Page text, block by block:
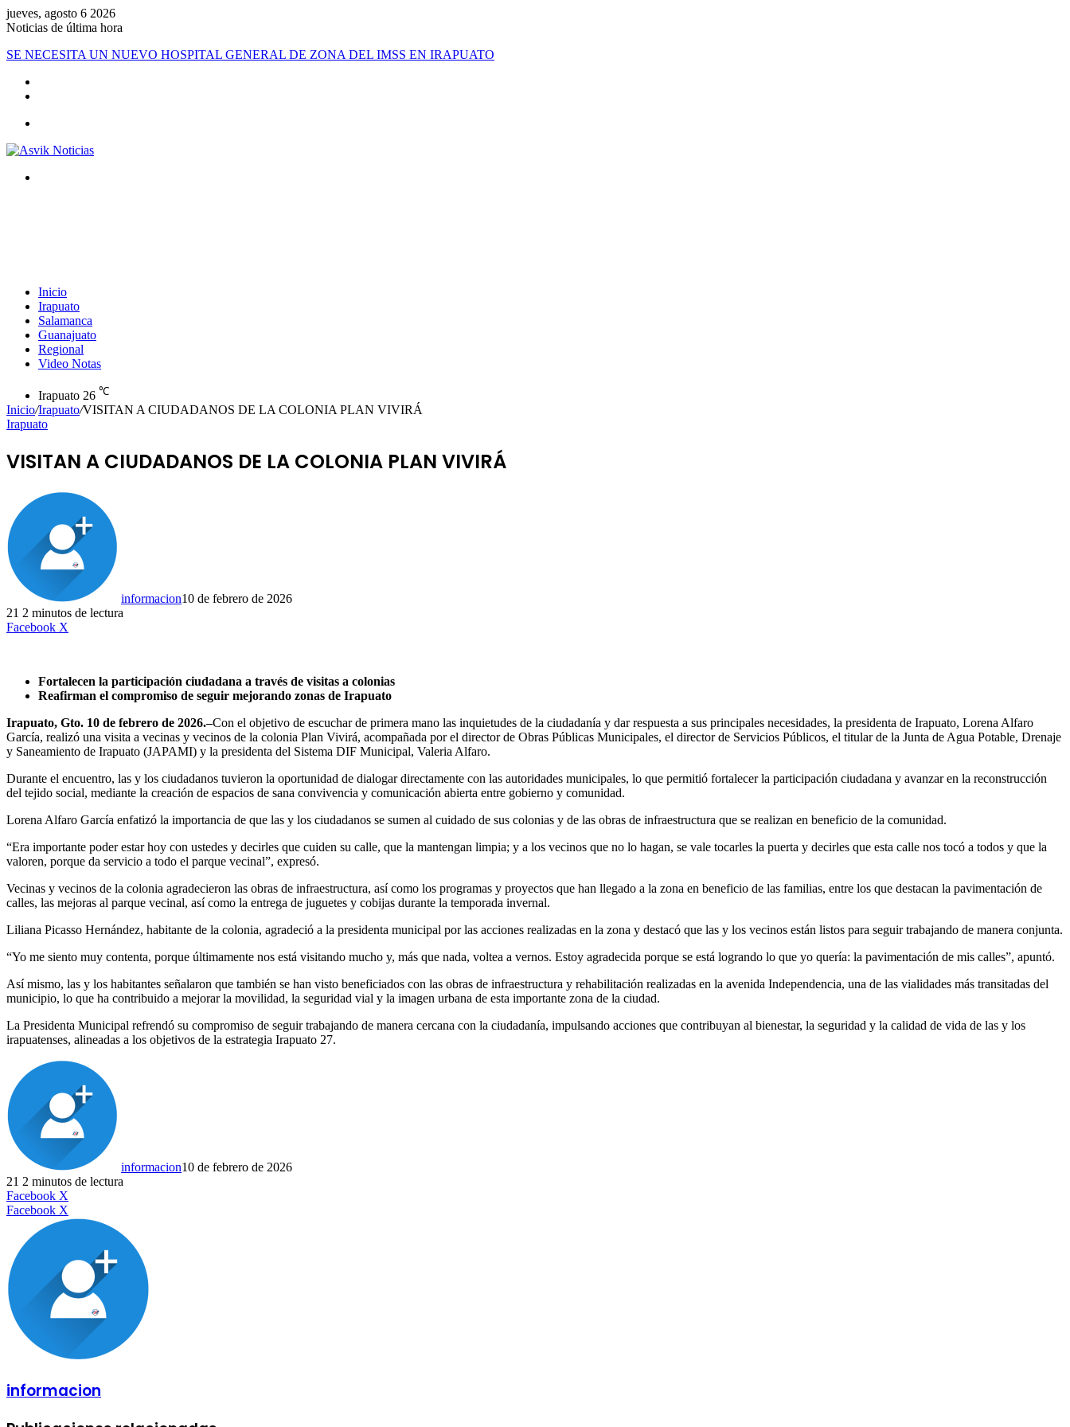
jueves, agosto 6 2026
Noticias de última hora
SE NECESITA UN NUEVO HOSPITAL GENERAL DE ZONA DEL IMSS EN IRAPUATO
Inicio
Irapuato
Salamanca
Guanajuato
Regional
Video Notas
Irapuato 26 ℃
Inicio/Irapuato/VISITAN A CIUDADANOS DE LA COLONIA PLAN VIVIRÁ
Irapuato
VISITAN A CIUDADANOS DE LA COLONIA PLAN VIVIRÁ
informacion10 de febrero de 2026
21 2 minutos de lectura
Facebook X
Fortalecen la participación ciudadana a través de visitas a colonias
Reafirman el compromiso de seguir mejorando zonas de Irapuato
Irapuato, Gto. 10 de febrero de 2026.–Con el objetivo de escuchar de primera mano las inquietudes de la ciudadanía y dar respuesta a sus principales necesidades, la presidenta de Irapuato, Lorena Alfaro
García, realizó una visita a vecinas y vecinos de la colonia Plan Vivirá, acompañada por el director de Obras Públicas Municipales, el director de Servicios Públicos, el titular de la Junta de Agua Potable, Drenaje
y Saneamiento de Irapuato (JAPAMI) y la presidenta del Sistema DIF Municipal, Valeria Alfaro.
Durante el encuentro, las y los ciudadanos tuvieron la oportunidad de dialogar directamente con las autoridades municipales, lo que permitió fortalecer la participación ciudadana y avanzar en la reconstrucción
del tejido social, mediante la creación de espacios de sana convivencia y comunicación abierta entre gobierno y comunidad.
Lorena Alfaro García enfatizó la importancia de que las y los ciudadanos se sumen al cuidado de sus colonias y de las obras de infraestructura que se realizan en beneficio de la comunidad.
“Era importante poder estar hoy con ustedes y decirles que cuiden su calle, que la mantengan limpia; y a los vecinos que no lo hagan, se vale tocarles la puerta y decirles que esta calle nos tocó a todos y que la
valoren, porque da servicio a todo el parque vecinal”, expresó.
Vecinas y vecinos de la colonia agradecieron las obras de infraestructura, así como los programas y proyectos que han llegado a la zona en beneficio de las familias, entre los que destacan la pavimentación de
calles, las mejoras al parque vecinal, así como la entrega de juguetes y cobijas durante la temporada invernal.
Liliana Picasso Hernández, habitante de la colonia, agradeció a la presidenta municipal por las acciones realizadas en la zona y destacó que las y los vecinos están listos para seguir trabajando de manera conjunta.
“Yo me siento muy contenta, porque últimamente nos está visitando mucho y, más que nada, voltea a vernos. Estoy agradecida porque se está logrando lo que yo quería: la pavimentación de mis calles”, apuntó.
Así mismo, las y los habitantes señalaron que también se han visto beneficiados con las obras de infraestructura y rehabilitación realizadas en la avenida Independencia, una de las vialidades más transitadas del
municipio, lo que ha contribuido a mejorar la movilidad, la seguridad vial y la imagen urbana de esta importante zona de la ciudad.
La Presidenta Municipal refrendó su compromiso de seguir trabajando de manera cercana con la ciudadanía, impulsando acciones que contribuyan al bienestar, la seguridad y la calidad de vida de las y los
irapuatenses, alineadas a los objetivos de la estrategia Irapuato 27.
informacion10 de febrero de 2026
21 2 minutos de lectura
Facebook X
Facebook X
por
electrónico
informacion